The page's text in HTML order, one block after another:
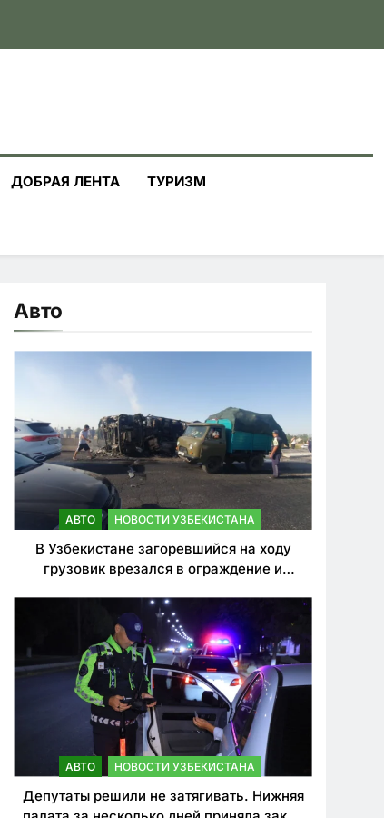
ДОБРАЯ ЛЕНТА ТУРИЗМ
Авто
АВТО НОВОСТИ УЗБЕКИСТАНА
В Узбекистане загоревшийся на ходу
грузовик врезался в ограждение и
АВТО НОВОСТИ УЗБЕКИСТАНА
Депутаты решили не затягивать. Нижняя